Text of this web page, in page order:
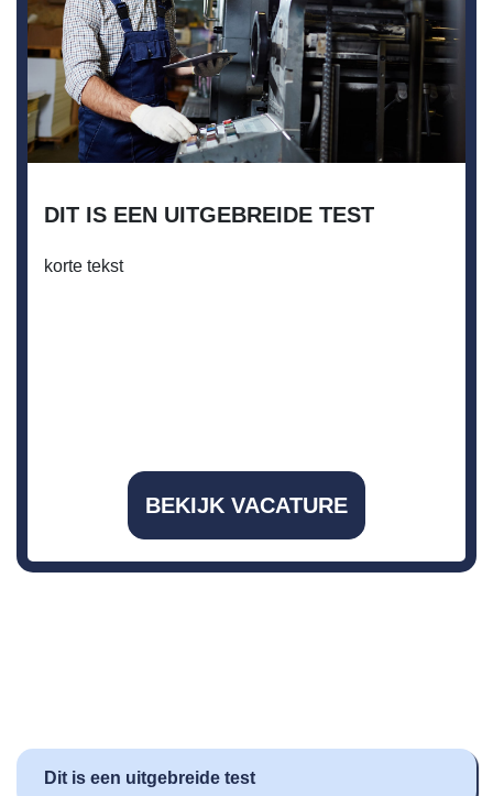
DIT IS EEN UITGEBREIDE TEST
korte tekst
BEKIJK VACATURE
Dit is een uitgebreide test